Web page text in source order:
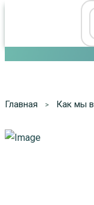
Главная Как мы